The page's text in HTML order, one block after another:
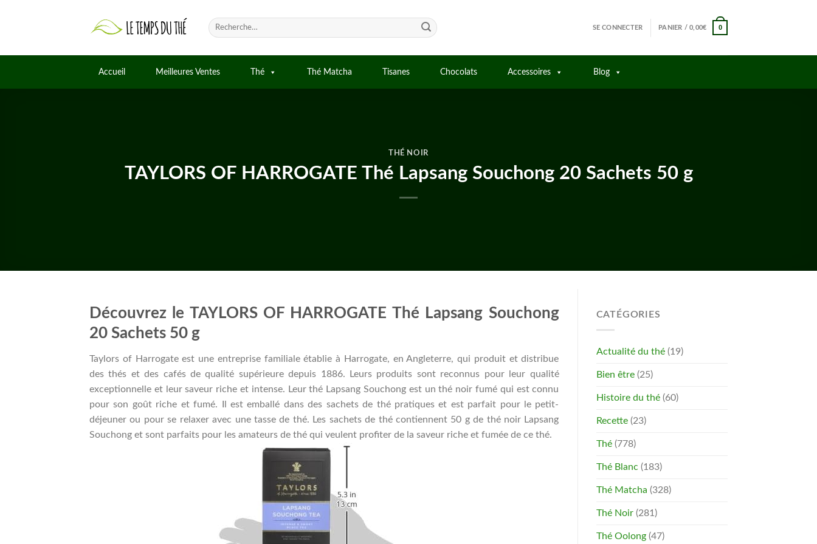
Recherche
pour :
SE CONNECTER PANIER /0,00€ 0
Accueil Meilleures Ventes Thé Thé Matcha Tisanes Chocolats Accessoires Blog
THÉ NOIR
TAYLORS OF HARROGATE Thé Lapsang Souchong 20 Sachets 50 g
Découvrez le TAYLORS OF HARROGATE Thé Lapsang Souchong
20 Sachets 50 g
Taylors of Harrogate est une entreprise familiale établie à Harrogate, en Angleterre, qui produit et distribue
des thés et des cafés de qualité supérieure depuis 1886. Leurs produits sont reconnus pour leur qualité
exceptionnelle et leur saveur riche et intense. Leur thé Lapsang Souchong est un thé noir fumé qui est connu
pour son goût riche et fumé. Il est emballé dans des sachets de thé pratiques et est parfait pour le petit-
déjeuner ou pour se relaxer avec une tasse de thé. Les sachets de thé contiennent 50 g de thé noir Lapsang
Souchong et sont parfaits pour les amateurs de thé qui veulent profiter de la saveur riche et fumée de ce thé.
CATÉGORIES
Actualité du thé(19)
Bien être(25)
Histoire du thé(60)
Recette(23)
Thé(778)
Thé Blanc (183)
Thé Matcha (328)
Thé Noir(281)
Thé Oolong(47)